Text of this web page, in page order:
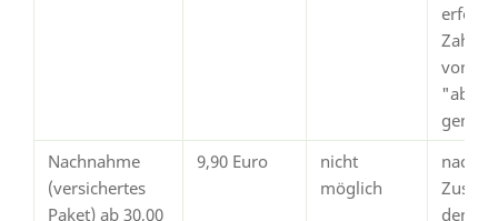
von
Nachnahme
(versichertes
Paket) ab 30,00
9,90 Euro
nicht
möglich
nach
dem